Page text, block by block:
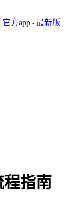
官方app - 最新版
指南